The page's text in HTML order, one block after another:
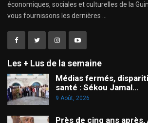
économiques, sociales et culturelles de la
vous fournissons les dernières ...
Les + Lus de la semaine
Médias fermés,
santé : Sékou Jamal…
9 Août, 2026
Près de cinq ans après,